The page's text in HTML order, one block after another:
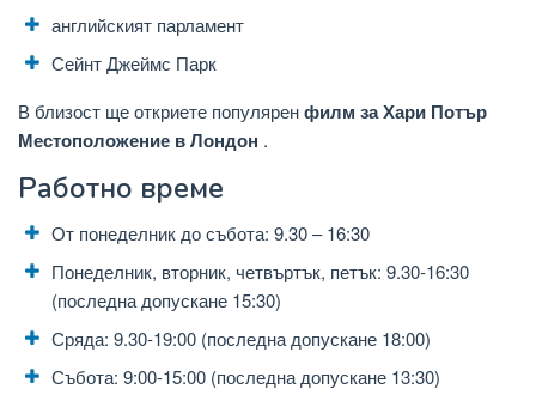
английският парламент
Сейнт Джеймс Парк
В близост ще откриете популяренфилм за Хари Потър
Местоположение в Лондон .
Работно време
От понеделник до събота: 9.30 – 16:30
Понеделник, вторник, четвъртък, петък: 9.30-16:30
(последна допускане 15:30)
Сряда: 9.30-19:00 (последна допускане 18:00)
Събота: 9:00-15:00 (последна допускане 13:30)